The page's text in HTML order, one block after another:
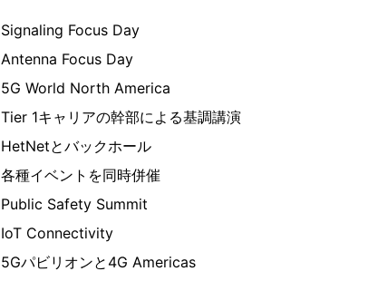
Signaling Focus Day
Antenna Focus Day
5G World North America
Tier 1キャリアの幹部による基調講演
HetNetとバックホール
各種イベントを同時併催
Public Safety Summit
IoT Connectivity
5Gパビリオンと4G Americas